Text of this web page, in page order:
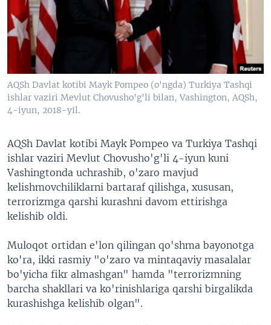
VIDEO
XABARLAR SURATLARDA
ODNOKLASSNIKI
TELEGRAM
TWITTER
SOUNDCLOUD
VOA
AQSh Davlat kotibi Mayk Pompeo (o'ngda) Turkiya Tashqi
ishlar vaziri Mevlut Chovusho'g'li bilan, Vashington, AQSh,
4-iyun, 2018-yil.
AQSh Davlat kotibi Mayk Pompeo va Turkiya Tashqi
ishlar vaziri Mevlut Chovusho'g'li 4-iyun kuni
Vashingtonda uchrashib, o'zaro mavjud
kelishmovchiliklarni bartaraf qilishga, xususan,
terrorizmga qarshi kurashni davom ettirishga
kelishib oldi.
Muloqot ortidan e'lon qilingan qo'shma bayonotga
ko'ra, ikki rasmiy "o'zaro va mintaqaviy masalalar
bo'yicha fikr almashgan" hamda "terrorizmning
barcha shakllari va ko'rinishlariga qarshi birgalikda
kurashishga kelishib olgan".